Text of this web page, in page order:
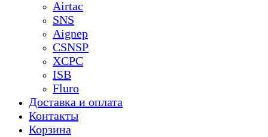
Airtac
SNS
Aignep
CSNSP
XCPC
ISB
Fluro
Доставка и оплата
Контакты
Корзина